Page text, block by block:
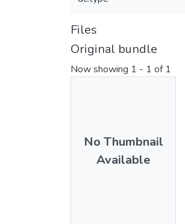
Files
Original bundle
Now showing 1 - 1 of 1
No Thumbnail
Available